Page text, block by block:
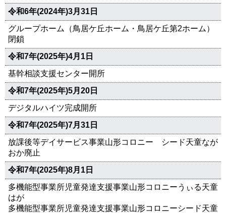
令和6年(2024年)3月31日
グループホーム（鳥居ケ丘ホーム・鳥居ケ丘第2ホーム）
閉鎖
令和7年(2025年)4月1日
基幹相談支援センター開所
令和7年(2025年)5月20日
デジタルハイツ完成開所
令和7年(2025年)7月31日
放課後等デイサービス事業山形コロニー シード天童なが
おか廃止
令和7年(2025年)8月1日
多機能型事業所児童発達支援事業山形コロニーうぃる天童
はが
多機能型事業所児童発達支援事業山形コロニーシード天童